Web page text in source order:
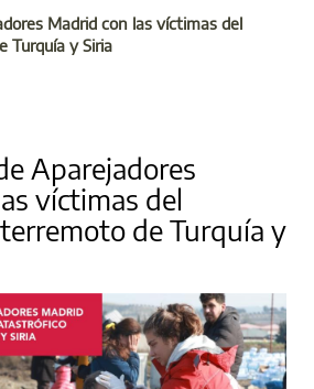
APAREJADORES
Madrid con las víctimas del
Turquía y Siria
Aparejadores
víctimas del
de Turquía y